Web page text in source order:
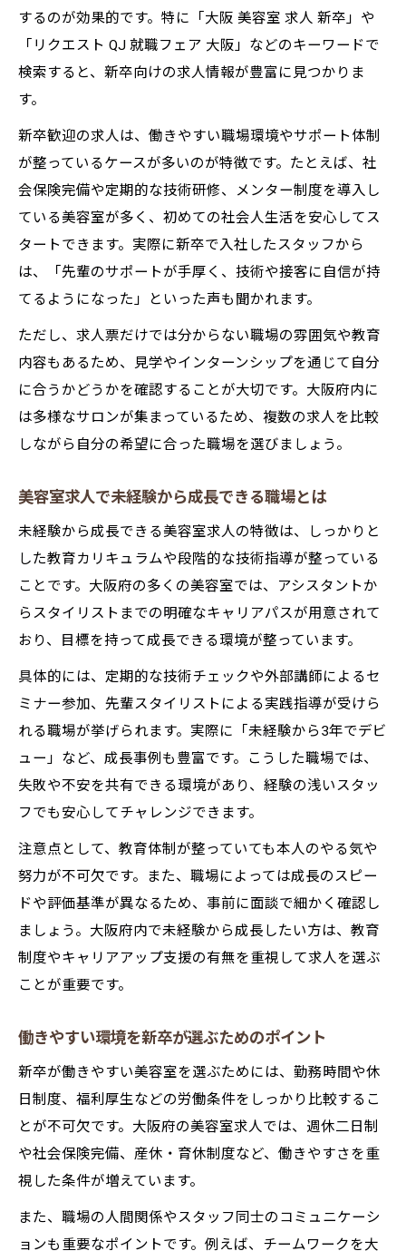
するのが効果的です。特に「大阪 美容室 求人 新卒」や
「リクエスト QJ 就職フェア 大阪」などのキーワードで
検索すると、新卒向けの求人情報が豊富に見つかりま
す。
新卒歓迎の求人は、働きやすい職場環境やサポート体制
が整っているケースが多いのが特徴です。たとえば、社
会保険完備や定期的な技術研修、メンター制度を導入し
ている美容室が多く、初めての社会人生活を安心してス
タートできます。実際に新卒で入社したスタッフから
は、「先輩のサポートが手厚く、技術や接客に自信が持
てるようになった」といった声も聞かれます。
ただし、求人票だけでは分からない職場の雰囲気や教育
内容もあるため、見学やインターンシップを通じて自分
に合うかどうかを確認することが大切です。大阪府内に
は多様なサロンが集まっているため、複数の求人を比較
しながら自分の希望に合った職場を選びましょう。
美容室求人で未経験から成長できる職場とは
未経験から成長できる美容室求人の特徴は、しっかりと
した教育カリキュラムや段階的な技術指導が整っている
ことです。大阪府の多くの美容室では、アシスタントか
らスタイリストまでの明確なキャリアパスが用意されて
おり、目標を持って成長できる環境が整っています。
具体的には、定期的な技術チェックや外部講師によるセ
ミナー参加、先輩スタイリストによる実践指導が受けら
れる職場が挙げられます。実際に「未経験から3年でデビ
ュー」など、成長事例も豊富です。こうした職場では、
失敗や不安を共有できる環境があり、経験の浅いスタッ
フでも安心してチャレンジできます。
注意点として、教育体制が整っていても本人のやる気や
努力が不可欠です。また、職場によっては成長のスピー
ドや評価基準が異なるため、事前に面談で細かく確認し
ましょう。大阪府内で未経験から成長したい方は、教育
制度やキャリアアップ支援の有無を重視して求人を選ぶ
ことが重要です。
働きやすい環境を新卒が選ぶためのポイント
新卒が働きやすい美容室を選ぶためには、勤務時間や休
日制度、福利厚生などの労働条件をしっかり比較するこ
とが不可欠です。大阪府の美容室求人では、週休二日制
や社会保険完備、産休・育休制度など、働きやすさを重
視した条件が増えています。
また、職場の人間関係やスタッフ同士のコミュニケーシ
ョンも重要なポイントです。例えば、チームワークを大